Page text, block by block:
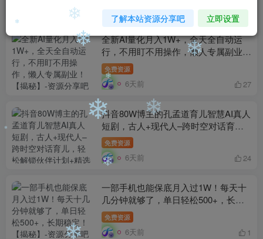
0
全新AI量化月入1W+，全天全自动运
行，不用盯不用操作，懒人专属副业！
【揭秘】
免费资源
6天前 27
抖音80W博主的孔孟道育儿智慧AI真人
短剧，古人+现代人–跨时空对话育
儿，轻松解锁伙伴计划+精选独家收益
免费资源
6天前 24
一部手机也能保底月入过1W！每天十
几分钟就够了，单日轻松500+，长期
稳定！【揭秘】
免费资源
6天前 1
了解本站资源分享吧 立即设置
❄
❄
❄
❄
❄
❄ ❄